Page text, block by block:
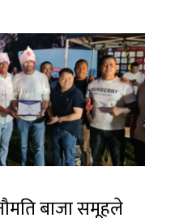
बाजा समूहले